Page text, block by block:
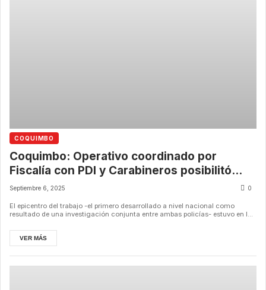
COQUIMBO
Coquimbo: Operativo coordinado por
Fiscalía con PDI y Carabineros posibilitó
incautar drogas y detener sujetos
Septiembre 6, 2025 0
El epicentro del trabajo -el primero desarrollado a nivel nacional como
resultado de una investigación conjunta entre ambas policías- estuvo en l...
VER MÁS